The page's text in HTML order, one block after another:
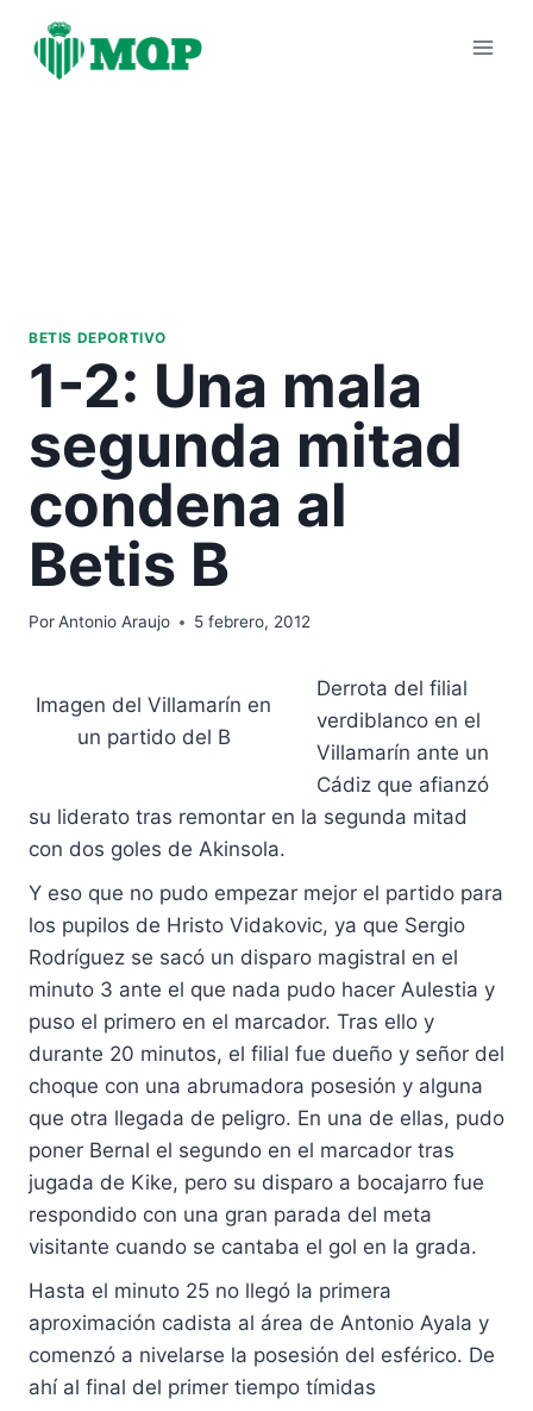
contenido
BETIS DEPORTIVO
1-2: Una mala
segunda mitad
condena al
Betis B
PorAntonio Araujo 5 febrero, 2012
Imagen del Villamarín en
un partido del B
Derrota del filial
verdiblanco en el
Villamarín ante un
Cádiz que afianzó
su liderato tras remontar en la segunda mitad
con dos goles de Akinsola.
Y eso que no pudo empezar mejor el partido para
los pupilos de Hristo Vidakovic, ya que Sergio
Rodríguez se sacó un disparo magistral en el
minuto 3 ante el que nada pudo hacer Aulestia y
puso el primero en el marcador. Tras ello y
durante 20 minutos, el filial fue dueño y señor del
choque con una abrumadora posesión y alguna
que otra llegada de peligro. En una de ellas, pudo
poner Bernal el segundo en el marcador tras
jugada de Kike, pero su disparo a bocajarro fue
respondido con una gran parada del meta
visitante cuando se cantaba el gol en la grada.
Hasta el minuto 25 no llegó la primera
aproximación cadista al área de Antonio Ayala y
comenzó a nivelarse la posesión del esférico. De
ahí al final del primer tiempo tímidas